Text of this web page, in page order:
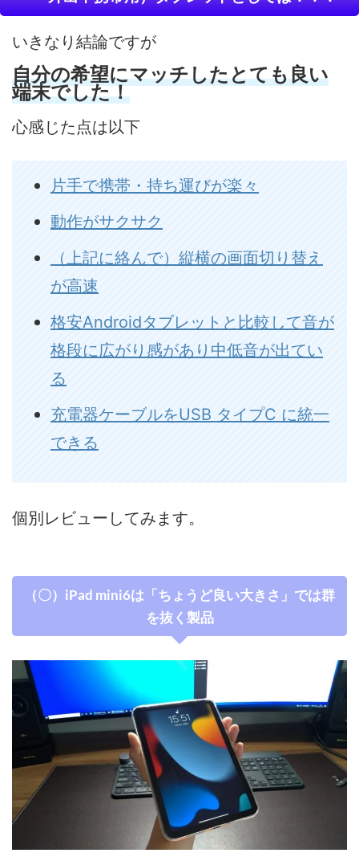
いきなり結論ですが
自分の希望にマッチしたとても良い
端末でした！
心感じた点は以下
片手で携帯・持ち運びが楽々
動作がサクサク
（上記に絡んで）縦横の画面切り替え
が高速
格安Androidタブレットと比較して音が
格段に広がり感があり中低音が出てい
る
充電器ケーブルをUSB タイプC に統一
できる
個別レビューしてみます。
（〇）iPad mini6は「ちょうど良い大きさ」では群
を抜く製品